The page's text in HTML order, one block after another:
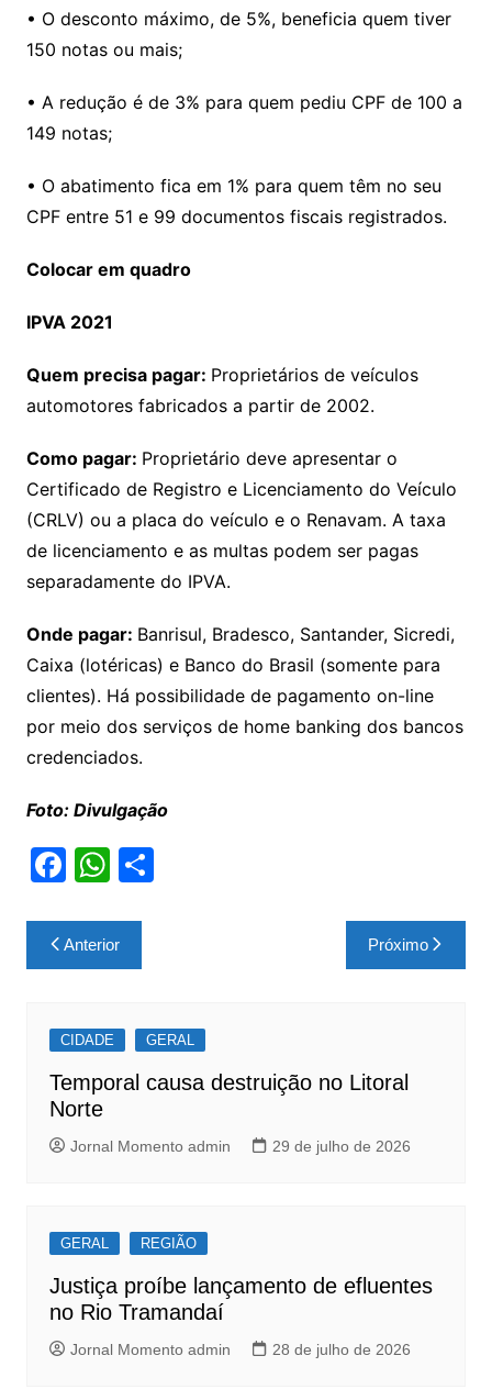
• O desconto máximo, de 5%, beneficia quem tiver
150 notas ou mais;
• A redução é de 3% para quem pediu CPF de 100 a
149 notas;
• O abatimento fica em 1% para quem têm no seu
CPF entre 51 e 99 documentos fiscais registrados.
Colocar em quadro
IPVA 2021
Quem precisa pagar: Proprietários de veículos
automotores fabricados a partir de 2002.
Como pagar: Proprietário deve apresentar o
Certificado de Registro e Licenciamento do Veículo
(CRLV) ou a placa do veículo e o Renavam. A taxa
de licenciamento e as multas podem ser pagas
separadamente do IPVA.
Onde pagar: Banrisul, Bradesco, Santander, Sicredi,
Caixa (lotéricas) e Banco do Brasil (somente para
clientes). Há possibilidade de pagamento on-line
por meio dos serviços de home banking dos bancos
credenciados.
Foto: Divulgação
F
c
e
o
o
k
W
at
s
p
p
S
Navegação
de
Anterior Próximo
CIDADE GERAL
Temporal causa destruição no Litoral
Norte
Jornal Momento admin 29 de julho de 2026
GERAL REGIÃO
Justiça proíbe lançamento de efluentes
no Rio Tramandaí
Jornal Momento admin 28 de julho de 2026